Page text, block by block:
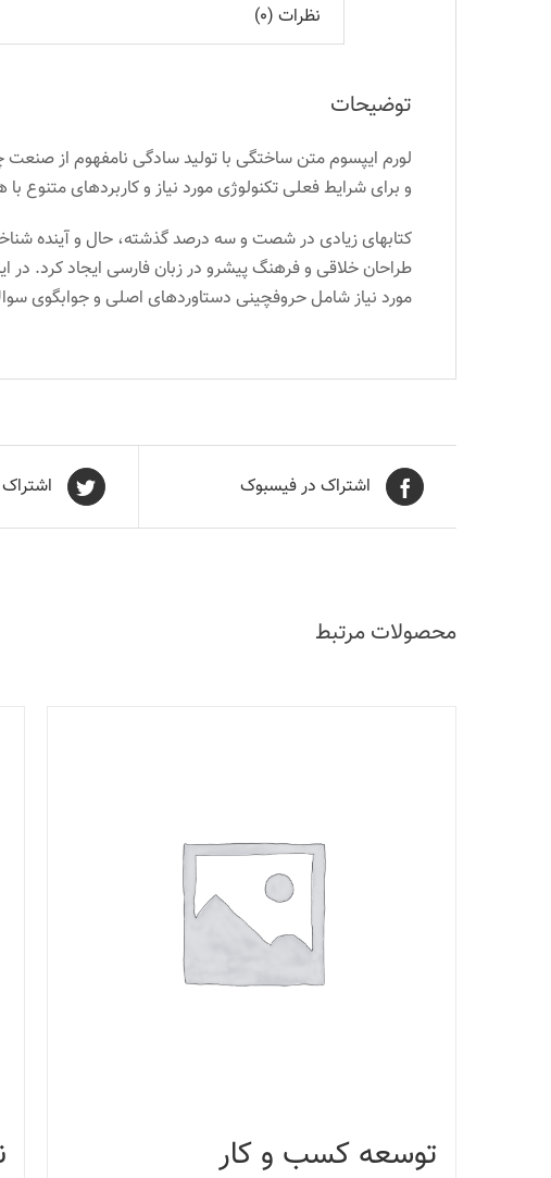
نظرات (۰)
توضیحات
لورم ایپسوم متن ساختگی با تولید سادگی نامفهوم از
و برای شرایط فعلی تکنولوژی مورد نیاز و کاربردهای متنوع
کتابهای زیادی در شصت و سه درصد گذشته، حال و آینده
طراحان خلاقی و فرهنگ پیشرو در زبان فارسی ایجاد کرد.
مورد نیاز شامل حروفچینی دستاوردهای اصلی و جوابگوی
اشتراک در فیسبوک اشتراک
محصولات مرتبط
توسعه کسب و کار